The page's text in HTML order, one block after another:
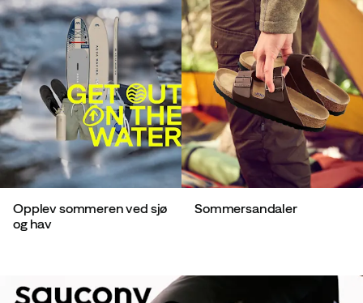
Opplev sommeren ved sjø
og hav
Sommersandaler